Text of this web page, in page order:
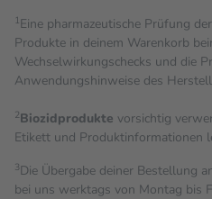
1Eine pharmazeutische Prüfung
Produkte in deinem Warenkorb
Wechselwirkungschecks und die
Anwendungshinweise des
2Biozidprodukte vorsichtig
Etikett und Produktinformationen
3Die Übergabe deiner Bestellung
bei uns werktags von Montag bis